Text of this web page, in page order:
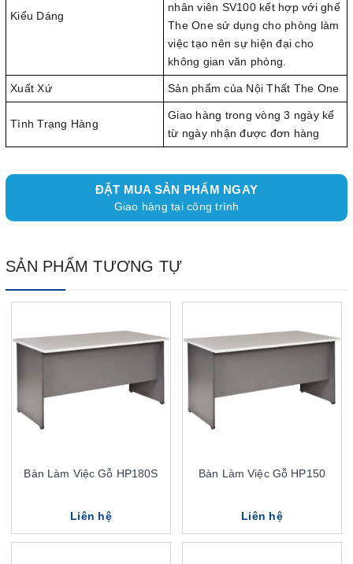
Kiểu Dáng
nhân viên SV100 kết hợp với ghế
The One sử dụng cho phòng làm
việc tạo nên sự hiện đại cho
không gian văn phòng.
Xuất Xứ Sản phẩm của Nội Thất The One
Tình Trạng Hàng
Giao hàng trong vòng 3 ngày kể
từ ngày nhận được đơn hàng
ĐẶT MUA SẢN PHẨM NGAY
Giao hàng tại công trình
SẢN PHẨM TƯƠNG TỰ
Bàn Làm Việc Gỗ HP180S
Liên hệ
Bàn Làm Việc Gỗ HP150
Liên hệ